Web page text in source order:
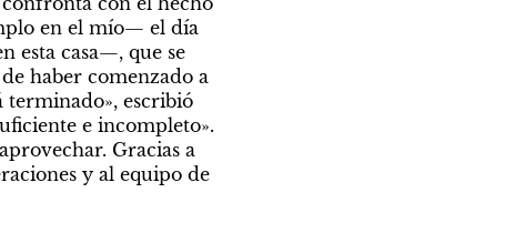
en el mío— el día
esta casa—, que se
haber comenzado a
terminado», escribió
e incompleto».
Gracias a
y al equipo de